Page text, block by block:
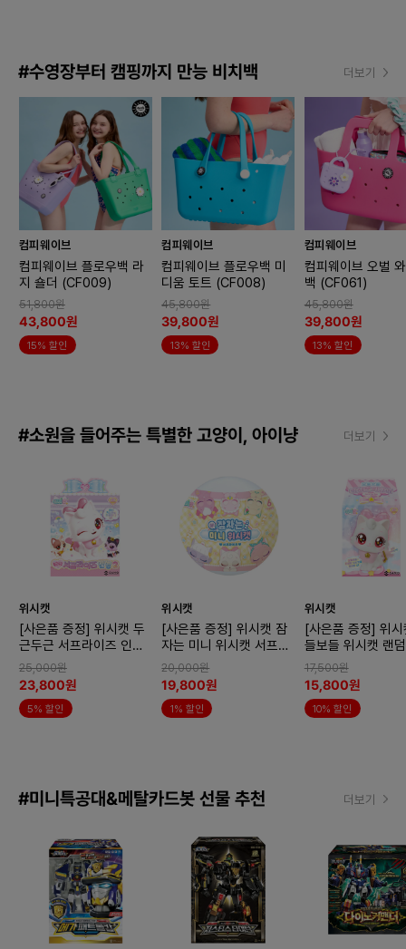
#수영장부터 캠핑까지 만능 비치백 더보기
컴피웨이브
컴피웨이브 플로우백 라
지 숄더 (CF009)
51,800원
43,800원
15% 할인
컴피웨이브
컴피웨이브 플로우백 미
디움 토트 (CF008)
45,800원
39,800원
13% 할인
컴피웨이브
컴피웨이브 오벌
백 (CF061)
45,800원
39,800원
13% 할인
#소원을 들어주는 특별한 고양이, 아이냥 더보기
위시캣
[사은품 증정] 위시캣 두
근두근 서프라이즈 인형2
x2개 (랜덤)
25,000원
23,800원
5% 할인
위시캣
[사은품 증정] 위시캣 잠
자는 미니 위시캣 서프라
이즈x2개 (랜덤)
20,000원
19,800원
1% 할인
위시캣
[사은품 증정] 위
들보들 위시캣 랜
어 서프라이즈 박
(랜덤)
17,500원
15,800원
10% 할인
#미니특공대&메탈카드봇 선물 추천 더보기